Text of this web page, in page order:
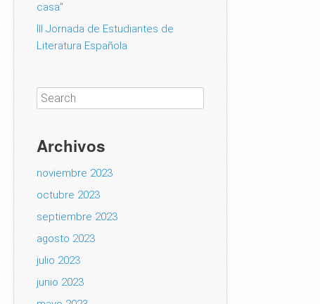
casa”
III Jornada de Estudiantes de
Literatura Española
Archivos
noviembre 2023
octubre 2023
septiembre 2023
agosto 2023
julio 2023
junio 2023